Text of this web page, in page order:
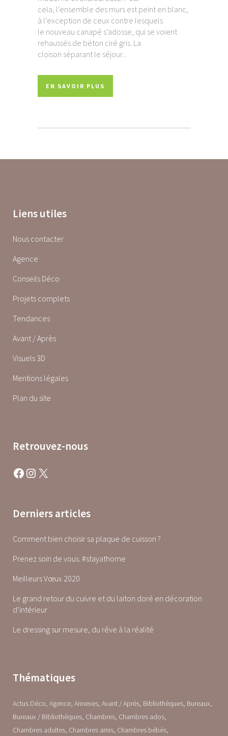
cela, l’ensemble des murs est peint en blanc,
à l’exception de ceux contre lesquels
le nouveau canapé s’adosse, qui se voient
rehaussés de béton ciré gris. La
cloison séparant le séjour...
EN SAVOIR PLUS
Liens utiles
Nous contacter
Agence
Conseils Déco
Projets complets
Tendances
Avant / Après
Visuels 3D
Mentions légales
Plan du site
Retrouvez-nous
Facebook Instagram X
Derniers articles
Comment bien choisir sa plaque de cuisson ?
Prenez soin de vous. #stayathome
Meilleurs Vœux 2020
Le grand retour du cuivre et du laiton doré en décoration
d’intérieur
Le dressing sur mesure, du rêve à la réalité
Thématiques
Actus Déco Agence Annexes Avant / Après Bibliothèques Bureaux
Bureaux / Bibliothèques Chambres Chambres ados
Chambres adultes Chambres amis Chambres bébés